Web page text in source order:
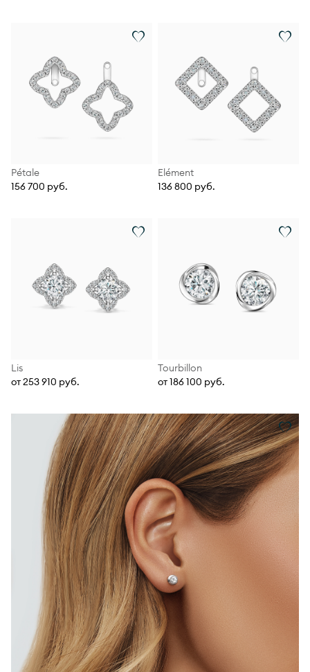
Pétale
156 700 руб.
Elément
136 800 руб.
Lis
от 253 910 руб.
Tourbillon
от 186 100 руб.